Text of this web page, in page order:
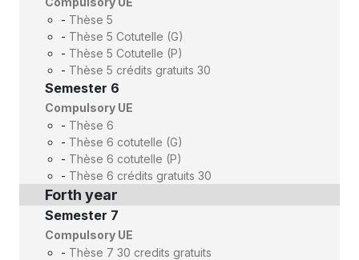
- Thèse 5
- Thèse 5 Cotutelle (G)
- Thèse 5 Cotutelle (P)
- Thèse 5 crédits gratuits 30
Semester 6
Compulsory UE
- Thèse 6
- Thèse 6 cotutelle (G)
- Thèse 6 cotutelle (P)
- Thèse 6 crédits gratuits 30
Forth year
Semester 7
Compulsory UE
- Thèse 7 30 credits gratuits